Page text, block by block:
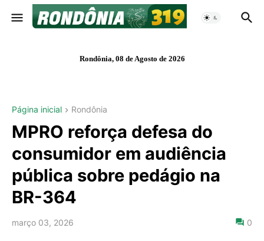
Rondônia, 08 de Agosto de 2026
Página inicial Rondônia
MPRO reforça defesa do
consumidor em audiência
pública sobre pedágio na
BR-364
março 03, 2026 0